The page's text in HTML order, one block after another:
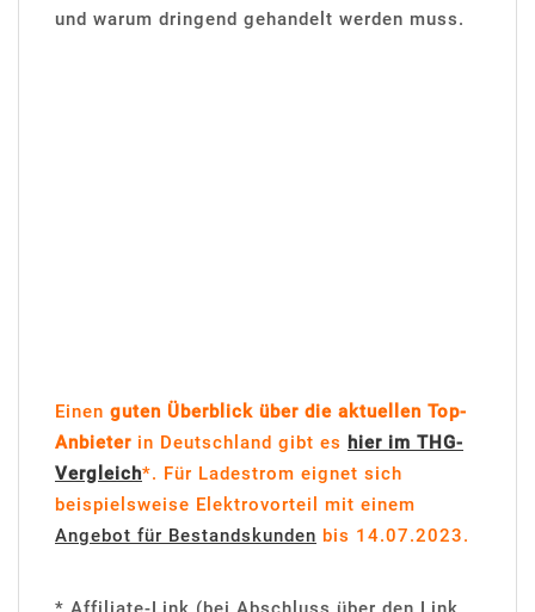
und warum dringend gehandelt werden muss.
Einen guten Überblick über die aktuellen Top-
Anbieter in Deutschland gibt es hier im THG-
Vergleich*. Für Ladestrom eignet sich
beispielsweise Elektrovorteil mit einem
Angebot für Bestandskunden bis 14.07.2023.